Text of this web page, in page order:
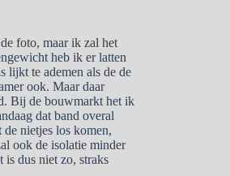
foto, maar ik zal het
heb ik er latten
lijkt te ademen als de de
ook. Maar daar
Bij de bouwmarkt het ik
dat band overal
nietjes los komen,
ook de isolatie minder
is dus niet zo, straks